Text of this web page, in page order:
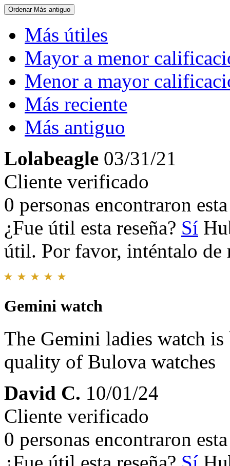
Ordenar Más antiguo
Más útiles
Mayor a menor
Menor a mayor
Más reciente
Más antiguo
Lolabeagle 03/31/21
Cliente verificado
0 personas encontraron
¿Fue útil esta reseña? Sí
útil. Por favor, inténtalo de
Gemini watch
The Gemini ladies watch
quality of Bulova watches
David C. 10/01/24
Cliente verificado
0 personas encontraron